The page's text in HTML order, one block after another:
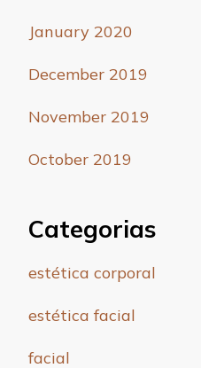
January 2020
December 2019
November 2019
October 2019
Categorias
estética corporal
estética facial
facial